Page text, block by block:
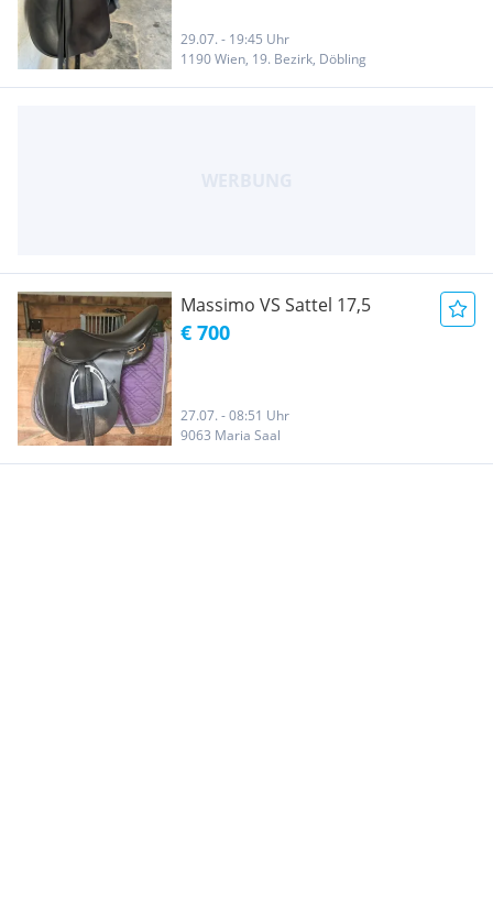
29.07. - 19:45 Uhr
1190 Wien, 19. Bezirk, Döbling
Massimo VS Sattel 17,5
€ 700
27.07. - 08:51 Uhr
9063 Maria Saal